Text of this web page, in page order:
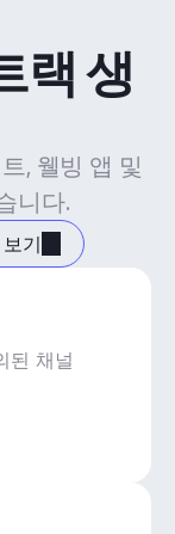
랙 생
, 웰빙 앱 및
니다.
기
된 채널